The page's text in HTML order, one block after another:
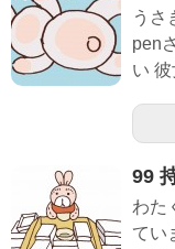
うさ
pen
い
99
わた
てい